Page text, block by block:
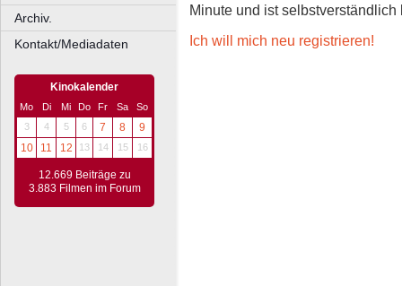
Archiv.
Kontakt/Mediadaten
Kinokalender
Mo Di Mi Do Fr Sa
So
3
4 5 6 7 8
9
10
11 12 13 14 15 16
12.669 Beiträge zu
3.883 Filmen im Forum
Minute und ist selbstverständlich
Ich will mich neu registrieren!